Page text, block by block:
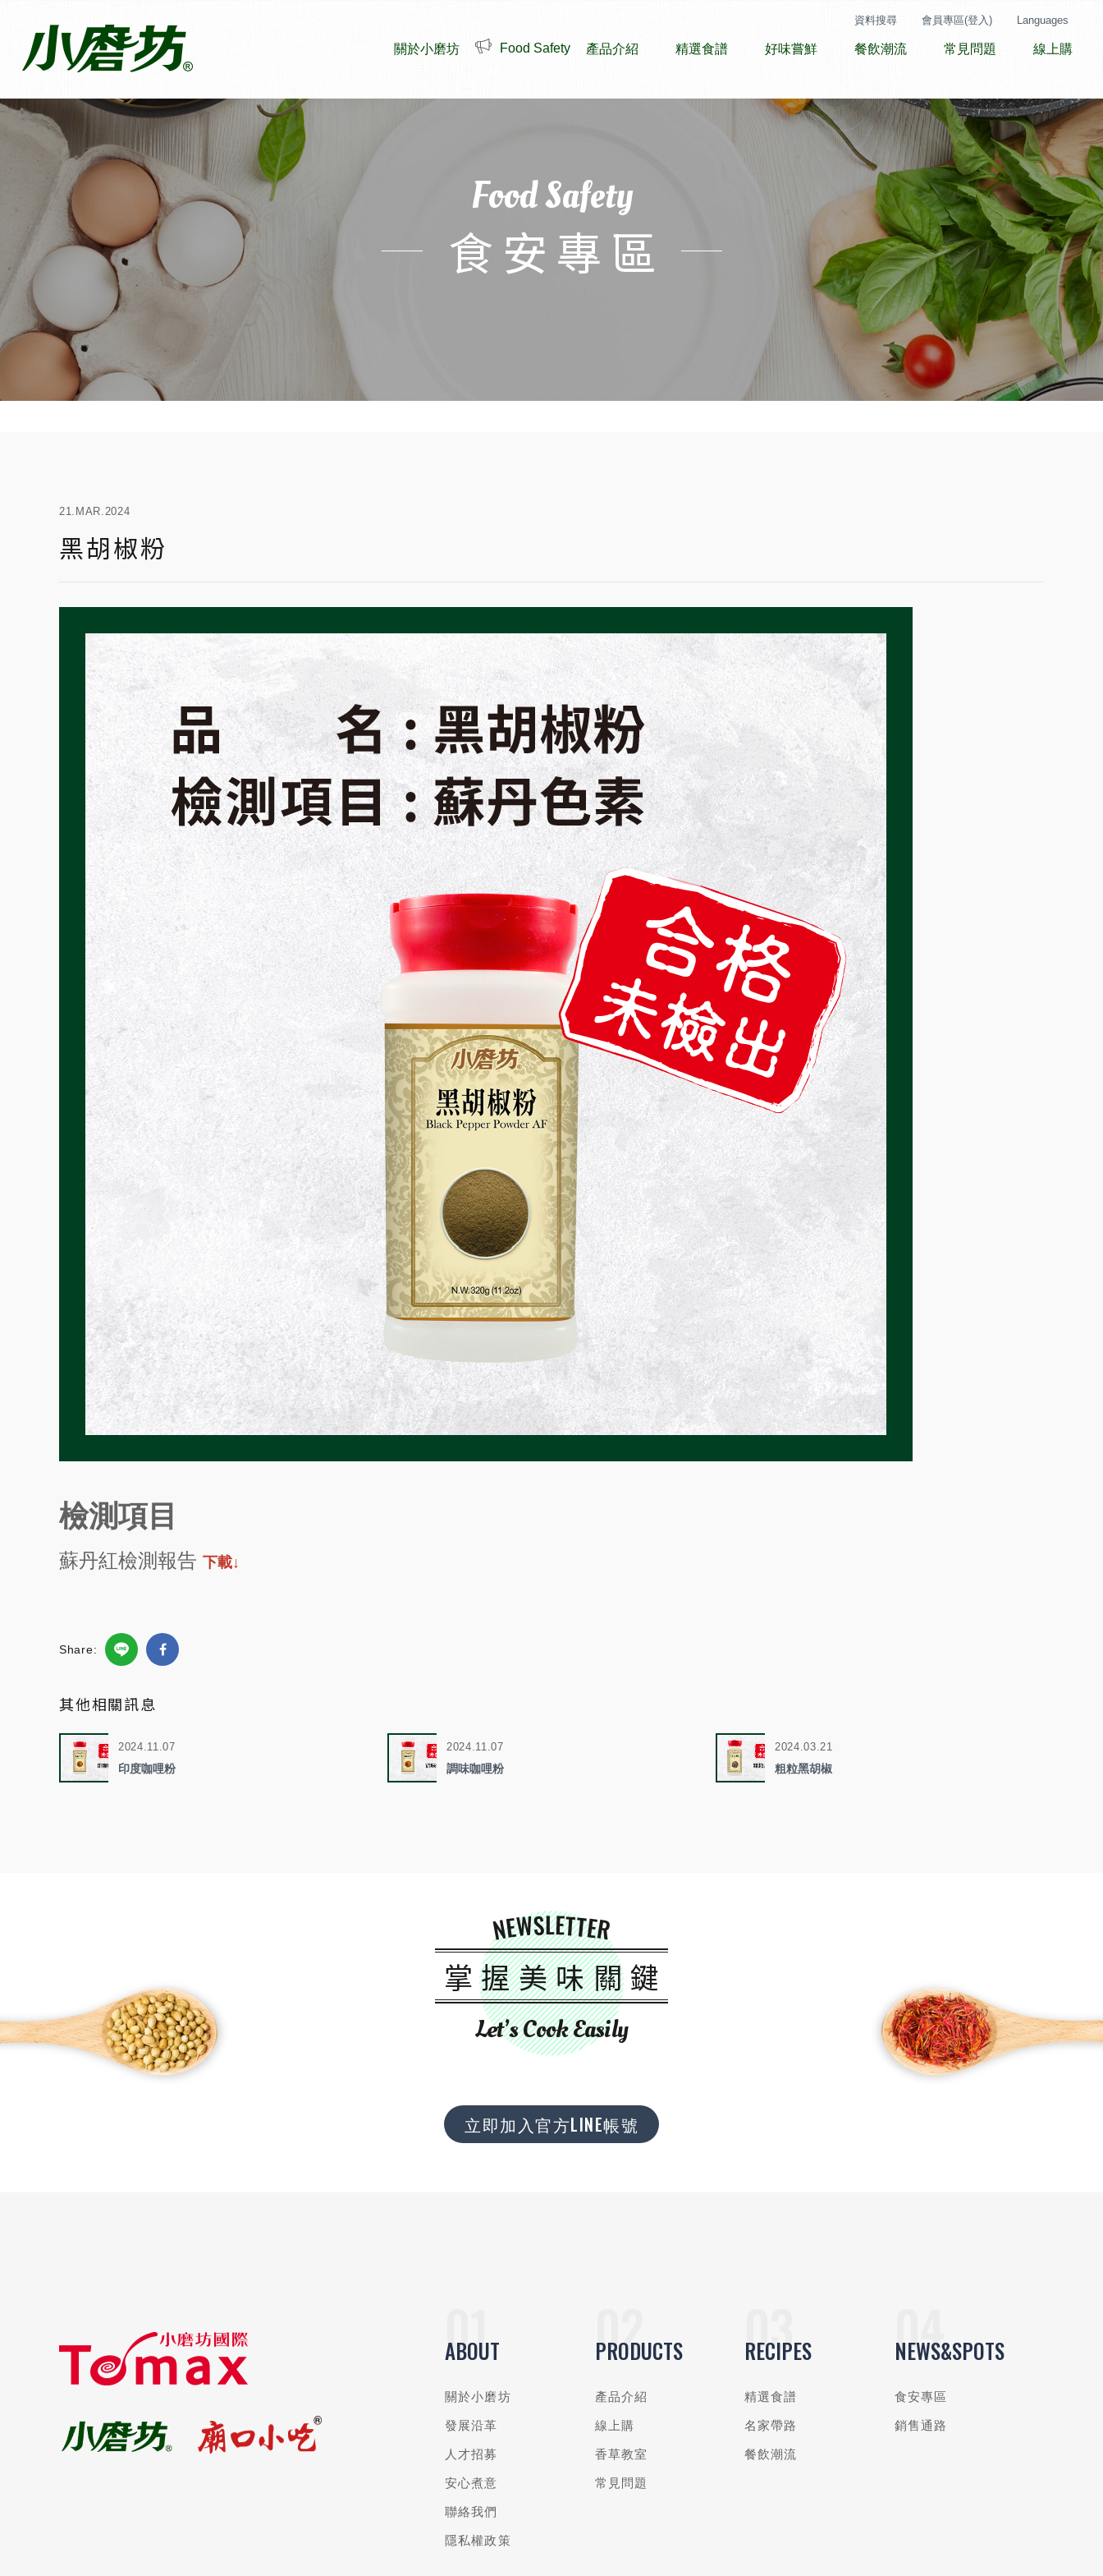
關於小磨坊 Food Safety 產品介紹 精選食譜 好味嘗鮮 餐飲潮流 常見問題 線上購
資料搜尋 會員專區(登入) Languages
Food Safety
食安專區
21.MAR.2024
黑胡椒粉
檢測項目
蘇丹紅檢測報告 下載↓
Share:
其他相關訊息
2024.11.07
印度咖哩粉
2024.11.07
調味咖哩粉
2024.03.21
粗粒黑胡椒
NEWSLETTER
掌握美味關鍵
Let’s Cook Easily
立即加入官方LINE帳號
ABOUT
關於小磨坊
發展沿革
人才招募
安心煮意
聯絡我們
隱私權政策
PRODUCTS
產品介紹
線上購
香草教室
常見問題
RECIPES
精選食譜
名家帶路
餐飲潮流
NEWS&SPOTS
食安專區
銷售通路